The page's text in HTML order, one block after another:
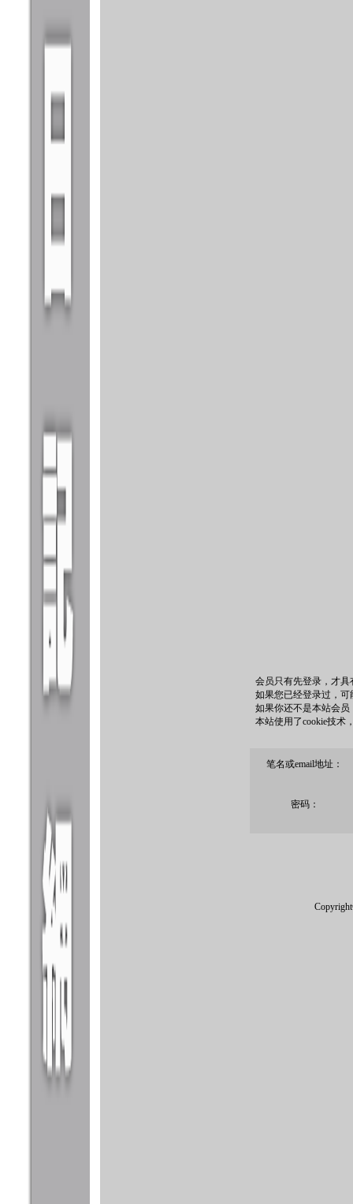
会员只有先登录，才
如果您已经登录过，
如果你还不是本站会员
本站使用了cookie技术
笔名或email地址：
密码：